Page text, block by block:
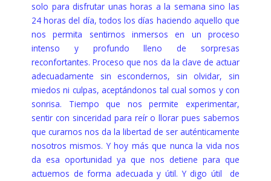
solo para disfrutar unas horas a la semana sino las
24 horas del día, todos los días haciendo aquello que
nos permita sentirnos inmersos en un proceso
intenso y profundo lleno de sorpresas
reconfortantes. Proceso que nos da la clave de actuar
adecuadamente sin escondernos, sin olvidar, sin
miedos ni culpas, aceptándonos tal cual somos y con
sonrisa. Tiempo que nos permite experimentar,
sentir con sinceridad para reír o llorar pues sabemos
que curarnos nos da la libertad de ser auténticamente
nosotros mismos. Y hoy más que nunca la vida nos
da esa oportunidad ya que nos detiene para que
actuemos de forma adecuada y útil. Y digo útil de